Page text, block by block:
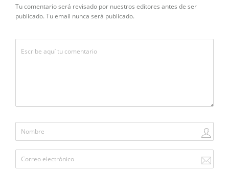
Tu comentario será revisado por nuestros editores antes de ser
publicado. Tu email nunca será publicado.